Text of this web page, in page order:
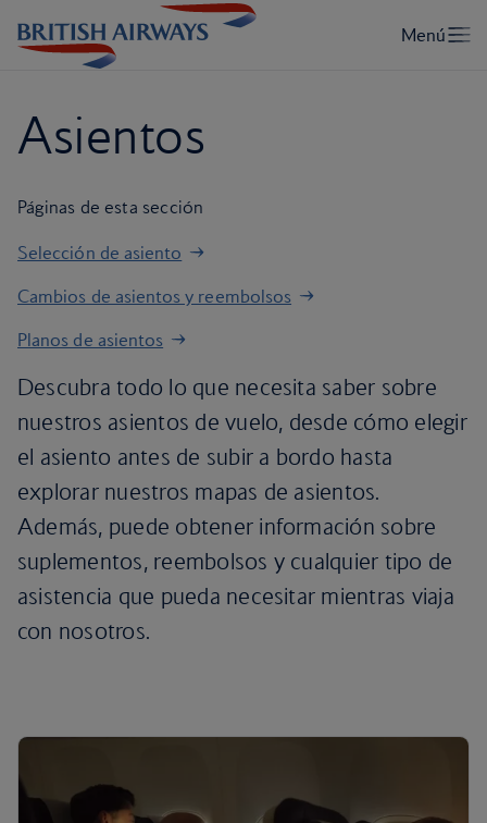
Asientos
Páginas de esta sección
Selección de asiento
Cambios de asientos y reembolsos
Planos de asientos
Descubra todo lo que necesita saber sobre
nuestros asientos de vuelo, desde cómo elegir
el asiento antes de subir a bordo hasta
explorar nuestros mapas de asientos.
Además, puede obtener información sobre
suplementos, reembolsos y cualquier tipo de
asistencia que pueda necesitar mientras viaja
con nosotros.